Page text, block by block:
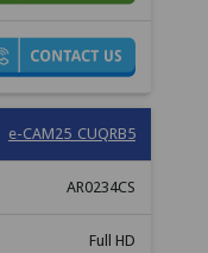
e-CAM25_CUQRB5
AR0234CS
Full HD